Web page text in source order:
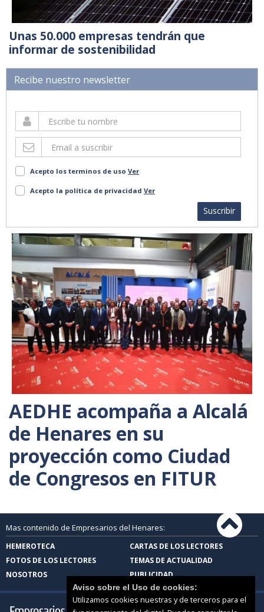
Unas 50.000 empresas tendrán que
informar de sostenibilidad
Recibe nuestro newsletter
Acepto los terminos de uso Ver
Acepto la política de privacidad Ver
Suscribir
AEDHE acompaña a Alcalá
de Henares en su
proyección como Ciudad
de Congresos en FITUR
Mas contenido de Empresarios del Henares:
HEMEROTECA
CARTAS DE LOS LECTORES
FOTOS DE LOS LECTORES
TEMAS DE ACTUALIDAD
NOSOTROS
PUBLICIDAD
Aviso sobre el Uso de cookies:
Utilizamos cookies nuestras y de terceros para el